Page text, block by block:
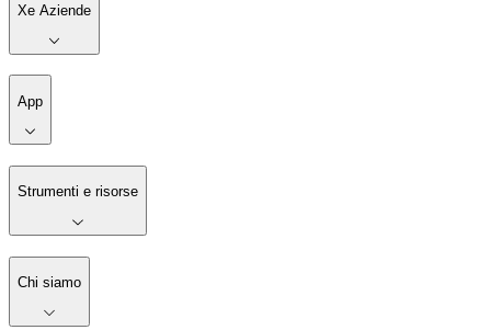
Xe Aziende
App
Strumenti e risorse
Chi siamo